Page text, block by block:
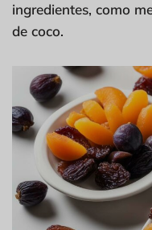
ingredientes, como
de coco.